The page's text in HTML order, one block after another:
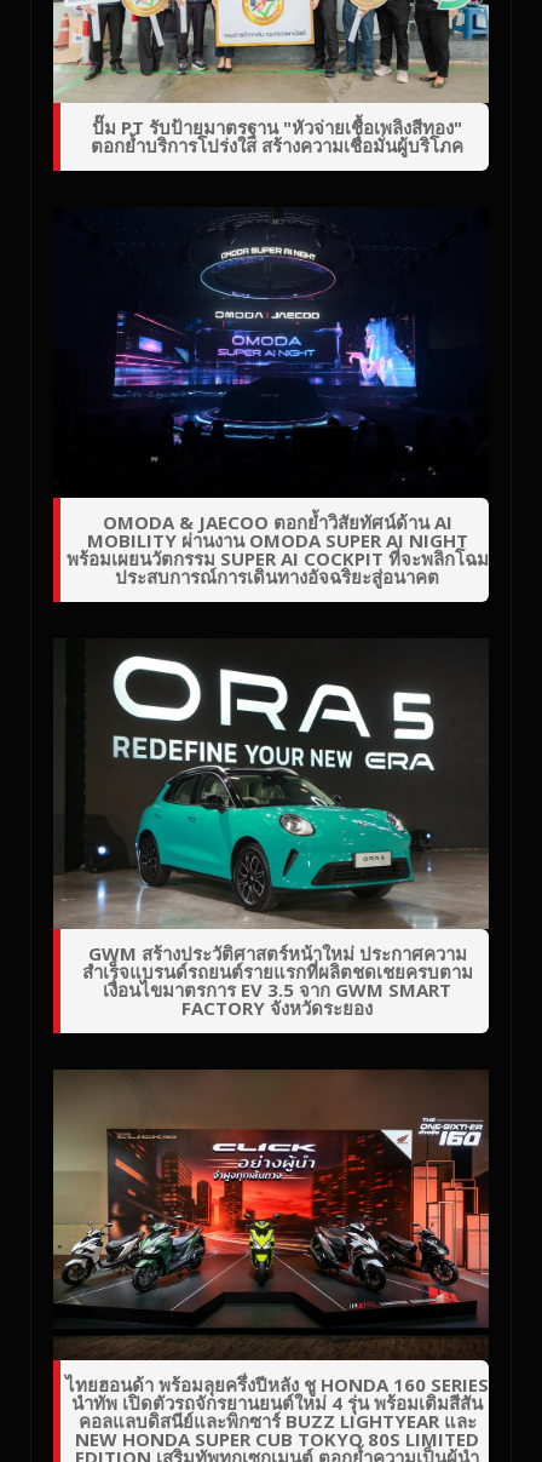
ปั๊ม PT รับป้ายมาตรฐาน "หัวจ่ายเชื้อเพลิงสีทอง"
ตอกย้ำบริการโปร่งใส สร้างความเชื่อมั่นผู้บริโภค
OMODA & JAECOO ตอกย้ำวิสัยทัศน์ด้าน AI
MOBILITY ผ่านงาน OMODA SUPER AI NIGHT
พร้อมเผยนวัตกรรม SUPER AI COCKPIT ที่จะพลิกโฉม
ประสบการณ์การเดินทางอัจฉริยะสู่อนาคต
GWM สร้างประวัติศาสตร์หน้าใหม่ ประกาศความ
สำเร็จแบรนด์รถยนต์รายแรกที่ผลิตชดเชยครบตาม
เงื่อนไขมาตรการ EV 3.5 จาก GWM SMART
FACTORY จังหวัดระยอง
ไทยฮอนด้า พร้อมลุยครึ่งปีหลัง ชู HONDA 160 SERIES
นำทัพ เปิดตัวรถจักรยานยนต์ใหม่ 4 รุ่น พร้อมเติมสีสัน
คอลแลบดิสนีย์และพิกซาร์ BUZZ LIGHTYEAR และ
NEW HONDA SUPER CUB TOKYO 80S LIMITED